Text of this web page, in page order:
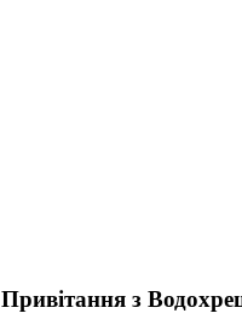
Привітання з